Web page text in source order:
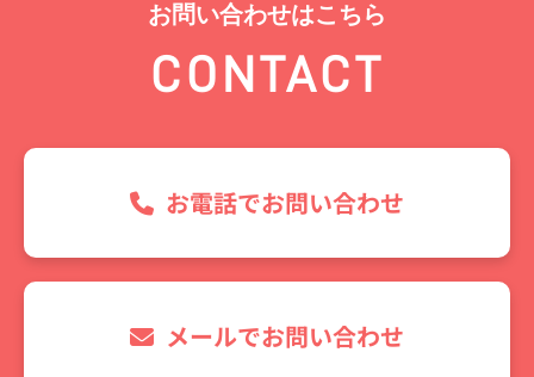
お問い合わせはこちら
CONTACT
お電話でお問い合わせ
メールでお問い合わせ